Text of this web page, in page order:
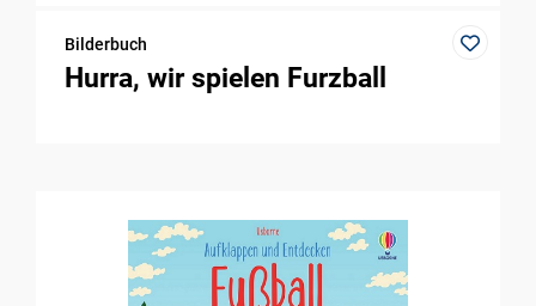
Bilderbuch
Hurra, wir spielen Furzball